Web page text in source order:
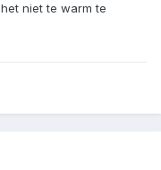
niet te warm te